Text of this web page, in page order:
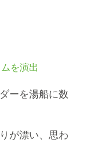
を演出
ーを湯船に数
が漂い、思わ